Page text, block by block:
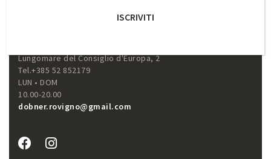
dobner.vdante@dobner.it
Lungomare del Consiglio d'Europa, 2
Tel.+385 52 852179
LUN • DOM
10.00-20.00
dobner.rovigno@gmail.com
ISCRIVITI